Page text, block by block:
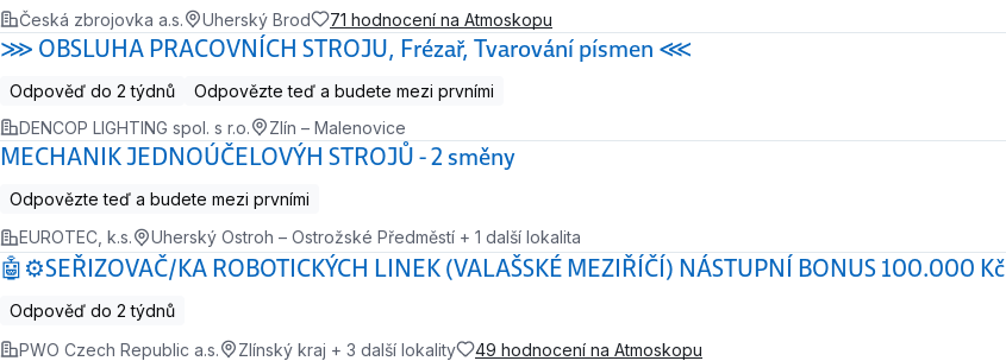
Česká zbrojovka a.s.
Uherský Brod 71 hodnocení na Atmoskopu
⋙ OBSLUHA PRACOVNÍCH STROJU, Frézař, Tvarování písmen ⋘
Odpověď do 2 týdnů
Odpovězte teď a budete mezi prvními
DENCOP LIGHTING spol. s r.o.
Zlín – Malenovice
MECHANIK JEDNOÚČELOVÝH STROJŮ - 2 směny
Odpovězte teď a budete mezi prvními
EUROTEC, k.s.
Uherský Ostroh – Ostrožské Předměstí + 1 další lokalita
🤖⚙️SEŘIZOVAČ/KA ROBOTICKÝCH LINEK (VALAŠSKÉ MEZIŘÍČÍ) NÁSTUPNÍ BONUS 100.000 Kč
Odpověď do 2 týdnů
PWO Czech Republic a.s.
Zlínský kraj + 3 další lokality 49 hodnocení na Atmoskopu